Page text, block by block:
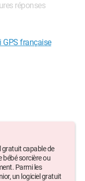
réponses
GPS française
gratuit capable de
bébé sorcière ou
Parmi les
un logiciel gratuit